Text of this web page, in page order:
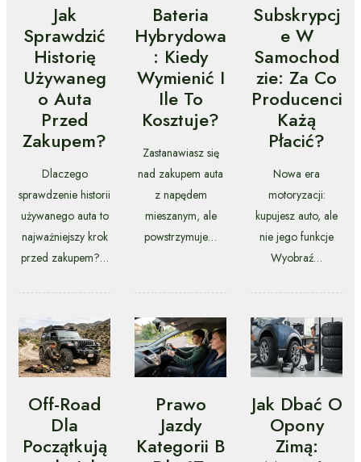
Jak
Sprawdzić
Historię
Używaneg
O Auta
Przed
Zakupem?
Dlaczego
sprawdzenie historii
używanego auta to
najważniejszy krok
przed zakupem?…
Bateria
Hybrydowa
: Kiedy
Wymienić I
Ile To
Kosztuje?
Zastanawiasz się
nad zakupem auta
z napędem
mieszanym, ale
powstrzymuje…
Subskrypcj
E W
Samochod
Zie: Za Co
Producenci
Każą
Płacić?
Nowa era
motoryzacji:
kupujesz auto, ale
nie jego funkcje
Wyobraź…
Off-Road
Dla
Początkują
Prawo
Jazdy
Kategorii B
Jak Dbać O
Opony
Zimą: